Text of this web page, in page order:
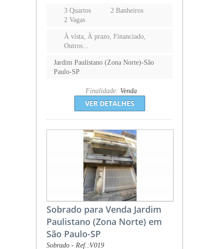
3 Quartos
2 Banheiros
2 Vagas
À vista, À prazo, Financiado,
Outros...
Jardim Paulistano (Zona Norte)-São
Paulo-SP
Finalidade: Venda
VER DETALHES
Sobrado para Venda Jardim
Paulistano (Zona Norte) em
São Paulo-SP
Sobrado - Ref.:V019